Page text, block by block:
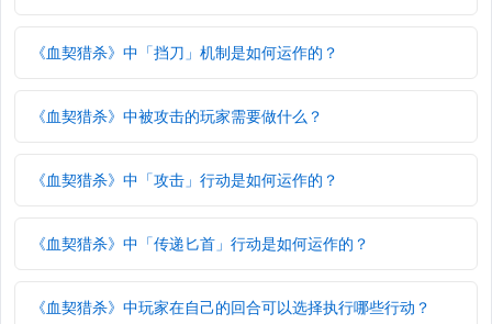
《血契猎杀》中「挡刀」机制是如何运作的？
《血契猎杀》中被攻击的玩家需要做什么？
《血契猎杀》中「攻击」行动是如何运作的？
《血契猎杀》中「传递匕首」行动是如何运作的？
《血契猎杀》中玩家在自己的回合可以选择执行哪些行动？